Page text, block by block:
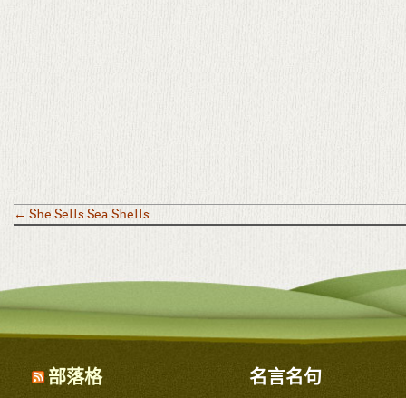
← She Sells Sea Shells
部落格 名言名句